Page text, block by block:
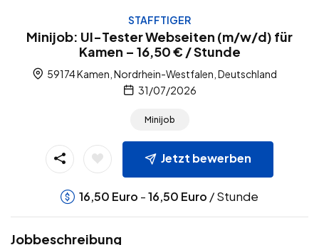
STAFFTIGER
Minijob: UI-Tester Webseiten (m/w/d) für
Kamen – 16,50 € / Stunde
59174 Kamen, Nordrhein-Westfalen, Deutschland
31/07/2026
Minijob
Jetzt bewerben
16,50 Euro -16,50 Euro / Stunde
Jobbeschreibung